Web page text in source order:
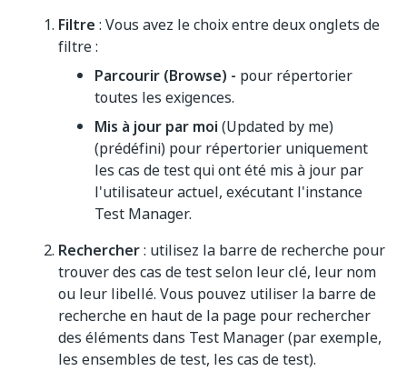
Filtre : Vous avez le choix entre deux onglets de
filtre :
Parcourir (Browse) - pour répertorier
toutes les exigences.
Mis à jour par moi (Updated by me)
(prédéfini) pour répertorier uniquement
les cas de test qui ont été mis à jour par
l'utilisateur actuel, exécutant l'instance
Test Manager.
Rechercher: utilisez la barre de recherche pour
trouver des cas de test selon leur clé, leur nom
ou leur libellé. Vous pouvez utiliser la barre de
recherche en haut de la page pour rechercher
des éléments dans Test Manager (par exemple,
les ensembles de test, les cas de test).